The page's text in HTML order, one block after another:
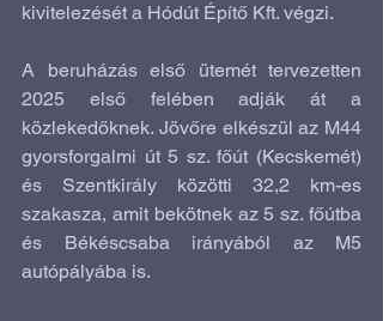
kivitelezését a Hódút Építő Kft. végzi.
A beruházás első ütemét tervezetten
2025 első felében adják át a
közlekedőknek. Jövőre elkészül az M44
gyorsforgalmi út 5 sz. főút (Kecskemét)
és Szentkirály közötti 32,2 km-es
szakasza, amit bekötnek az 5 sz. főútba
és Békéscsaba irányából az M5
autópályába is.